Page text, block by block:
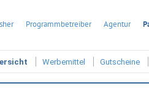
Programmbetreiber Agentur
Werbemittel Gutscheine